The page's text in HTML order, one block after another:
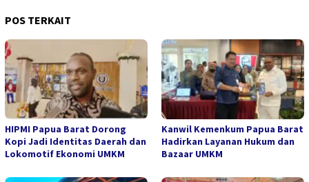
POS TERKAIT
HIPMI Papua Barat Dorong
Kopi Jadi Identitas Daerah dan
Lokomotif Ekonomi UMKM
Kanwil Kemenkum Papua Barat
Hadirkan Layanan Hukum dan
Bazaar UMKM